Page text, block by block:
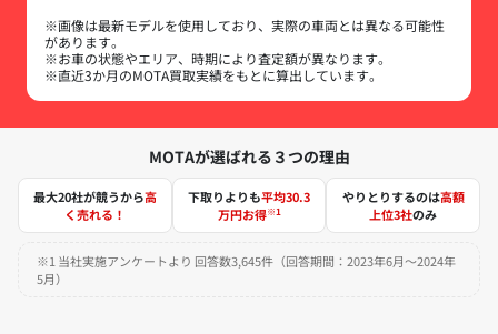
※画像は最新モデルを使用しており、実際の車両とは異なる可能性
があります。
※お車の状態やエリア、時期により査定額が異なります。
※直近3か月のMOTA買取実績をもとに算出しています。
MOTAが選ばれる３つの理由
最大20社が競うから高
く売れる！
下取りよりも平均30.3
万円お得※1
やりとりするのは高額
上位3社のみ
※1 当社実施アンケートより 回答数3,645件（回答期間：2023年6月～2024年
5月）